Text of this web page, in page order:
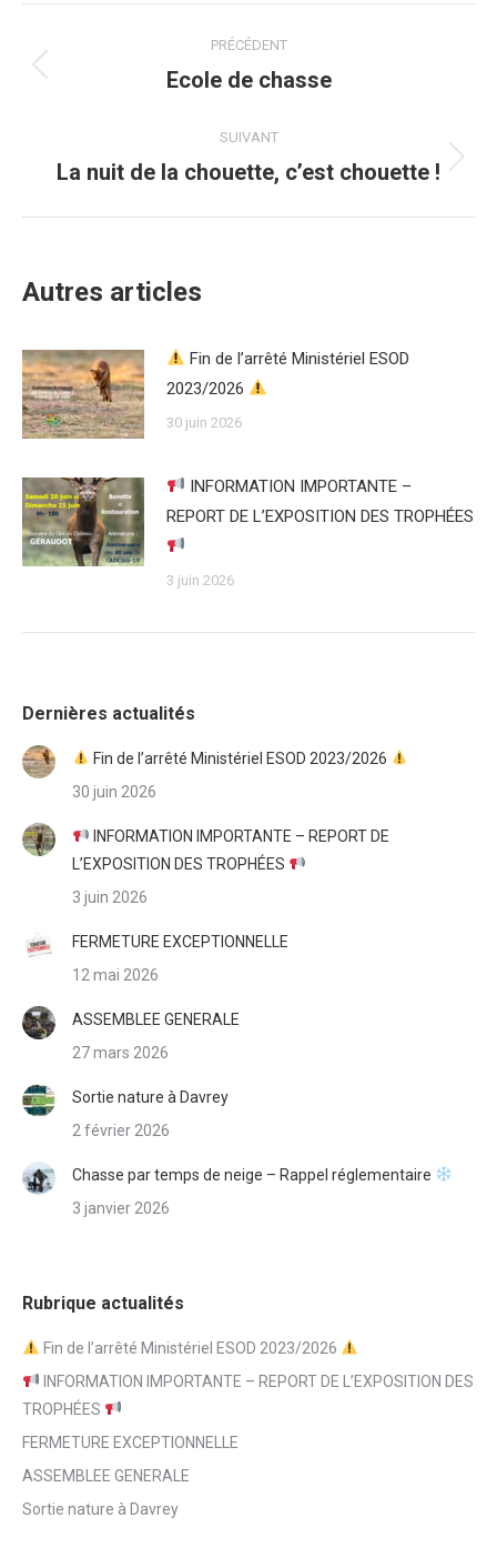
article
PRÉCÉDENT
Article
:
Ecole de chasse
SUIVANT
Article
La nuit de la chouette, c’est chouette !
Autres articles
Fin de l’arrêté Ministériel ESOD
2023/2026
30 juin 2026
INFORMATION IMPORTANTE –
REPORT DE L’EXPOSITION DES TROPHÉES
3 juin 2026
Dernières actualités
Fin de l’arrêté Ministériel ESOD 2023/2026
30 juin 2026
INFORMATION IMPORTANTE – REPORT DE
L’EXPOSITION DES TROPHÉES
3 juin 2026
FERMETURE EXCEPTIONNELLE
12 mai 2026
ASSEMBLEE GENERALE
27 mars 2026
Sortie nature à Davrey
2 février 2026
Chasse par temps de neige – Rappel réglementaire
3 janvier 2026
Rubrique actualités
Fin de l’arrêté Ministériel ESOD 2023/2026
INFORMATION IMPORTANTE – REPORT DE L’EXPOSITION DES
TROPHÉES
FERMETURE EXCEPTIONNELLE
ASSEMBLEE GENERALE
Sortie nature à Davrey